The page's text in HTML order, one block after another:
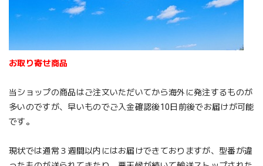
お取り寄せ商品
当ショップの商品はご注文いただいてから海外に発注するものが
多いのですが、早いものでご入金確認後10日前後でお届けが可能
です。
現状では通常３週間以内にはお届けできておりますが、型番が違